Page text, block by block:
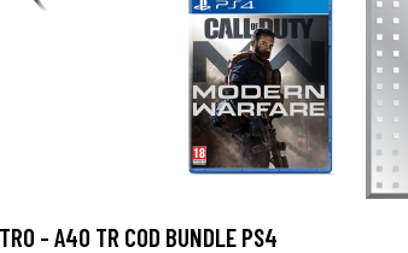
- A40 TR COD BUNDLE PS4